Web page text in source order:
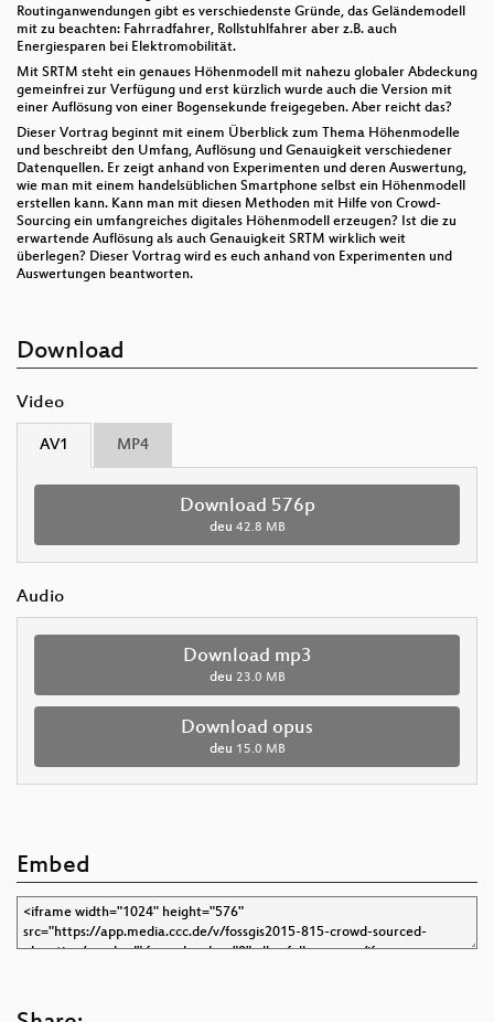
Routinganwendungen gibt es verschiedenste Gründe, das Geländemodell
mit zu beachten: Fahrradfahrer, Rollstuhlfahrer aber z.B. auch
Energiesparen bei Elektromobilität.
Mit SRTM steht ein genaues Höhenmodell mit nahezu globaler Abdeckung
gemeinfrei zur Verfügung und erst kürzlich wurde auch die Version mit
einer Auflösung von einer Bogensekunde freigegeben. Aber reicht das?
Dieser Vortrag beginnt mit einem Überblick zum Thema Höhenmodelle
und beschreibt den Umfang, Auflösung und Genauigkeit verschiedener
Datenquellen. Er zeigt anhand von Experimenten und deren Auswertung,
wie man mit einem handelsüblichen Smartphone selbst ein Höhenmodell
erstellen kann. Kann man mit diesen Methoden mit Hilfe von Crowd-
Sourcing ein umfangreiches digitales Höhenmodell erzeugen? Ist die zu
erwartende Auflösung als auch Genauigkeit SRTM wirklich weit
überlegen? Dieser Vortrag wird es euch anhand von Experimenten und
Auswertungen beantworten.
Download
Video
AV1 MP4
Download 576p
deu 42.8 MB
Audio
Download mp3
deu 23.0 MB
Download opus
deu 15.0 MB
Embed